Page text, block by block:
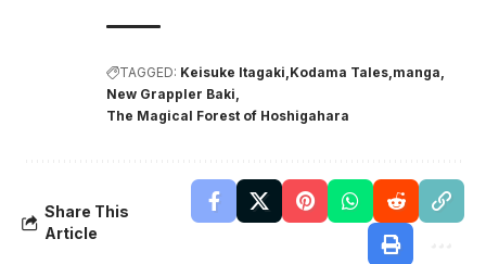
TAGGED: Keisuke Itagaki Kodama Tales manga
New Grappler Baki
The Magical Forest of Hoshigahara
Share This
Article